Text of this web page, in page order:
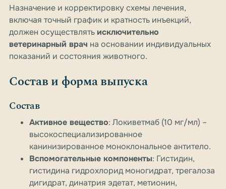
Назначение и корректировку схемы лечения,
включая точный график и кратность инъекций,
должен осуществлять исключительно
ветеринарный врач на основании индивидуальных
показаний и состояния животного.
Состав и форма выпуска
Состав
Активное вещество: Локиветмаб (10 мг/мл) –
высокоспециализированное
канинизированное моноклональное антитело.
Вспомогательные компоненты: Гистидин,
гистидина гидрохлорид моногидрат, трегалоза
дигидрат, динатрия эдетат, метионин,